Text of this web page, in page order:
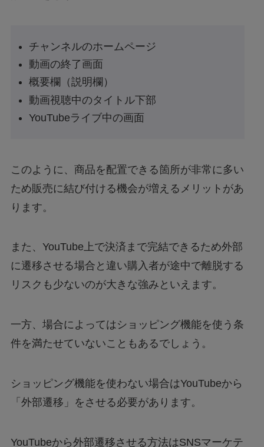
チャンネルのホームページ
動画の終了画面
概要欄（説明欄）
動画視聴中のタイトル下部
YouTubeライブ中の画面
このように、商品を配置できる箇所が非常に多い
ため販売に結び付ける機会が増えるメリットがあ
ります。
また、YouTube上で決済まで完結できるため外部
に遷移させる場合と違い購入者が途中で離脱する
リスクも少ないのが大きな強みといえます。
一方、場合によってはショッピング機能を使う条
件を満たせていないこともあるでしょう。
ショッピング機能を使わない場合はYouTubeから
「外部遷移」をさせる必要があります。
YouTubeから外部遷移させる方法はSNSマーケテ